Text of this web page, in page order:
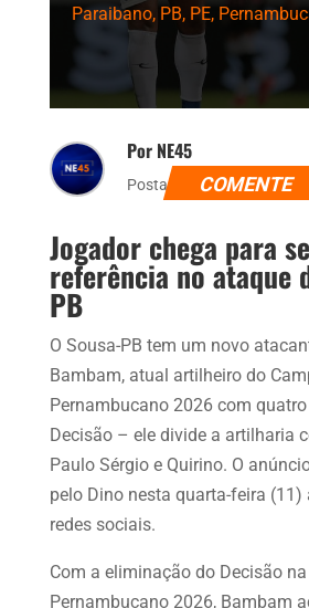
Paraibano, PB, PE,
Por NE45
Postado dia 11 deCOMENTE
Jogador chega para
referência no ataque
PB
O Sousa-PB tem um novo
Bambam, atual artilheiro do
Pernambucano 2026 com
Decisão – ele divide a artilharia
Paulo Sérgio e Quirino. O
pelo Dino nesta quarta-feira (11)
redes sociais.
Com a eliminação do Decisão
Pernambucano 2026, Bambam